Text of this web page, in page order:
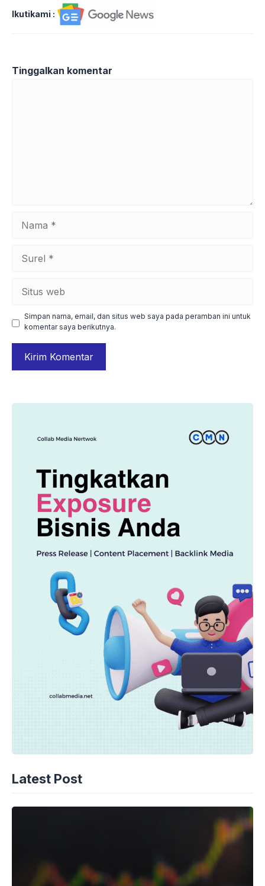
Ikutikami :
Tinggalkan komentar
web
Simpan nama, email, dan situs web saya pada peramban ini untuk
komentar saya berikutnya.
Latest Post